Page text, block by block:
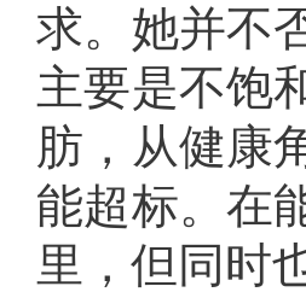
求。她并不
主要是不饱
肪，从健康
能超标。在
里，但同时